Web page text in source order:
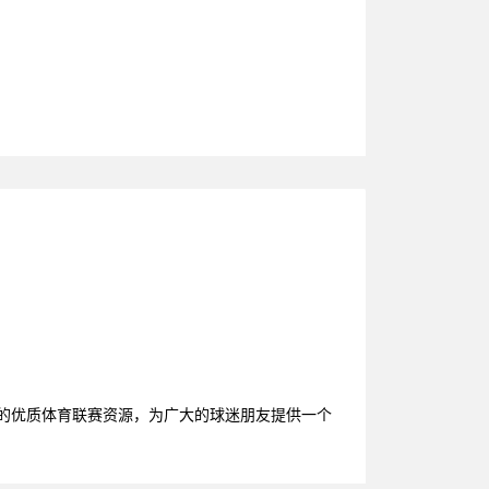
优质体育联赛资源，为广大的球迷朋友提供一个